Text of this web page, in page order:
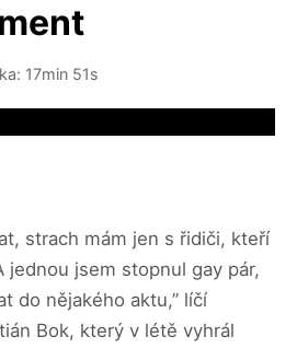
17min 51s
strach mám jen s řidiči, kteří
jednou jsem stopnul gay pár,
do nějakého aktu,” líčí
Bok, který v létě vyhrál